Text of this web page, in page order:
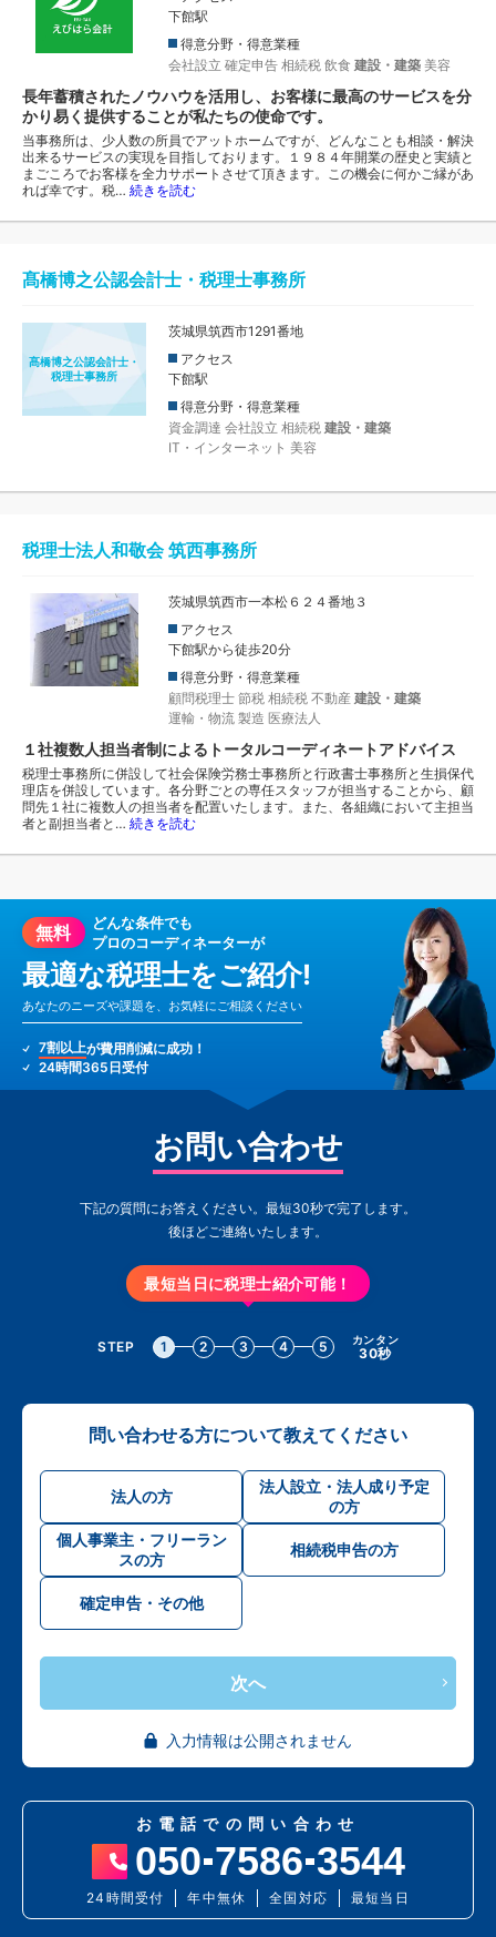
下館駅
得意分野・得意業種
会社設立 確定申告 相続税 飲食 建設・建築 美容
長年蓄積されたノウハウを活用し、お客様に最高のサービスを分
かり易く提供することが私たちの使命です。
当事務所は、少人数の所員でアットホームですが、どんなことも相談・解決
出来るサービスの実現を目指しております。１９８４年開業の歴史と実績と
まごころでお客様を全力サポートさせて頂きます。この機会に何かご縁があ
れば幸です。税… 続きを読む
髙橋博之公認会計士・税理士事務所
髙橋博之公認会計士・
税理士事務所
茨城県筑西市1291番地
アクセス
下館駅
得意分野・得意業種
資金調達 会社設立 相続税 建設・建築
IT・インターネット 美容
税理士法人和敬会 筑西事務所
茨城県筑西市一本松６２４番地３
アクセス
下館駅から徒歩20分
得意分野・得意業種
顧問税理士 節税 相続税 不動産 建設・建築
運輸・物流 製造 医療法人
１社複数人担当者制によるトータルコーディネートアドバイス
税理士事務所に併設して社会保険労務士事務所と行政書士事務所と生損保代
理店を併設しています。各分野ごとの専任スタッフが担当することから、顧
問先１社に複数人の担当者を配置いたします。また、各組織において主担当
者と副担当者と… 続きを読む
無料
どんな条件でも
プロのコーディネーターが
最適な税理士をご紹介!
あなたのニーズや課題を、お気軽にご相談ください
7割以上が費用削減に成功！
24時間365日受付
お問い合わせ
下記の質問にお答えください。最短30秒で完了します。
後ほどご連絡いたします。
最短当日に税理士紹介可能！
STEP 1 2 3 4 5 カンタン
30秒
問い合わせる方について教えてください
法人の方
法人設立・法人成り予定
の方
個人事業主・フリーラン
スの方
相続税申告の方
確定申告・その他
次へ
入力情報は公開されません
お電話での問い合わせ
050 7586 3544
24時間受付 年中無休 全国対応 最短当日